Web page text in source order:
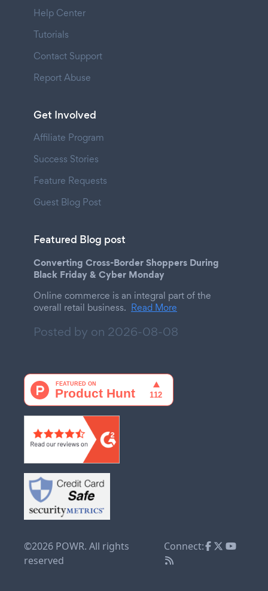
Help Center
Tutorials
Contact Support
Report Abuse
Get Involved
Affiliate Program
Success Stories
Feature Requests
Guest Blog Post
Featured Blog post
Converting Cross-Border Shoppers During
Black Friday & Cyber Monday
Online commerce is an integral part of the
overall retail business. Read More
Posted by on 2026-08-08
©2026 POWR. All rights
reserved
Connect: